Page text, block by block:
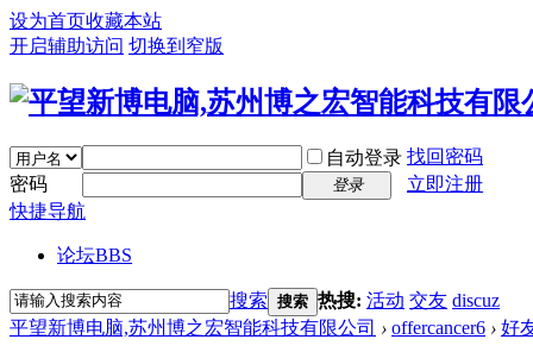
设为首页收藏本站
开启辅助访问 切换到窄版
自动登录 找回密码
密码
登录
立即注册
快捷导航
论坛BBS
搜索 搜索 热搜: 活动 交友 discuz
平望新博电脑,苏州博之宏智能科技有限公司 › offercancer6 › 好